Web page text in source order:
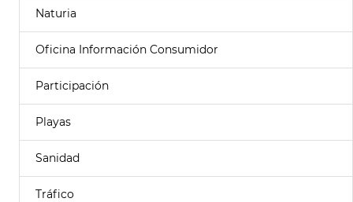
Naturia
Oficina Información Consumidor
Participación
Playas
Sanidad
Tráfico